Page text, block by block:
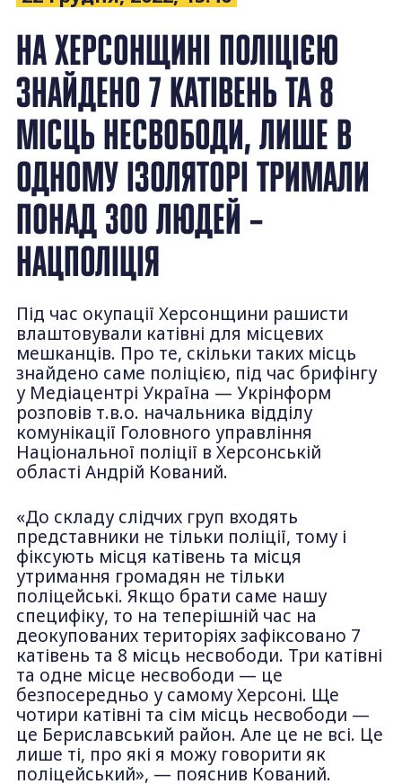
НА ХЕРСОНЩИНІ ПОЛІЦІЄЮ
ЗНАЙДЕНО 7 КАТІВЕНЬ ТА 8
МІСЦЬ НЕСВОБОДИ, ЛИШЕ В
ОДНОМУ ІЗОЛЯТОРІ ТРИМАЛИ
ПОНАД 300 ЛЮДЕЙ –
НАЦПОЛІЦІЯ
Під час окупації Херсонщини рашисти
влаштовували катівні для місцевих
мешканців. Про те, скільки таких місць
знайдено саме поліцією, під час брифінгу
у Медіацентрі Україна — Укрінформ
розповів т.в.о. начальника відділу
комунікації Головного управління
Національної поліції в Херсонській
області Андрій Кований.
«До складу слідчих груп входять
представники не тільки поліції, тому і
фіксують місця катівень та місця
утримання громадян не тільки
поліцейські. Якщо брати саме нашу
специфіку, то на теперішній час на
деокупованих територіях зафіксовано 7
катівень та 8 місць несвободи. Три катівні
та одне місце несвободи — це
безпосередньо у самому Херсоні. Ще
чотири катівні та сім місць несвободи —
це Бериславський район. Але це не всі. Це
лише ті, про які я можу говорити як
поліцейський», — пояснив Кований.